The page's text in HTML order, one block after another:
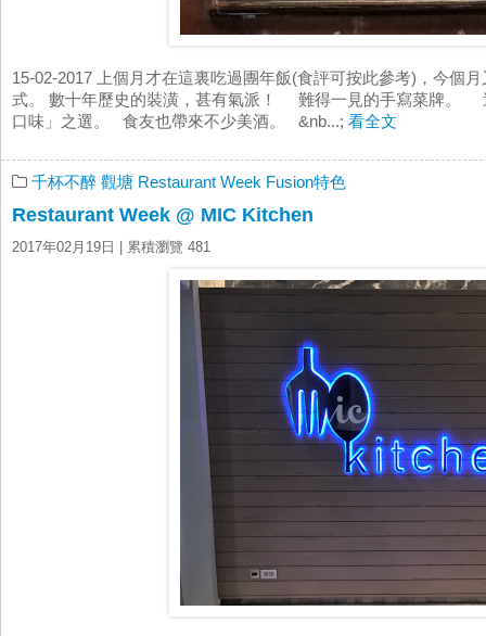
15-02-2017 上個月才在這裏吃過團年飯(食評可按此參考)，今個
式。 數十年歷史的裝潢，甚有氣派！ 難得一見的手寫菜牌。
口味」之選。 食友也帶來不少美酒。 &nb...; 看全文
千杯不醉 觀塘 Restaurant Week Fusion特色
Restaurant Week @ MIC Kitchen
2017年02月19日 | 累積瀏覽 481